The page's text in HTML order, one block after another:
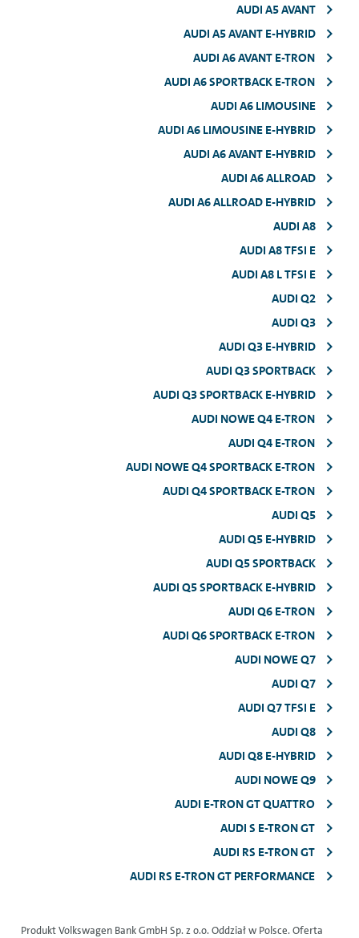
AUDI A5 AVANT
AUDI A5 AVANT E-HYBRID
AUDI A6 AVANT E-TRON
AUDI A6 SPORTBACK E-TRON
AUDI A6 LIMOUSINE
AUDI A6 LIMOUSINE E-HYBRID
AUDI A6 AVANT E-HYBRID
AUDI A6 ALLROAD
AUDI A6 ALLROAD E-HYBRID
AUDI A8
AUDI A8 TFSI E
AUDI A8 L TFSI E
AUDI Q2
AUDI Q3
AUDI Q3 E-HYBRID
AUDI Q3 SPORTBACK
AUDI Q3 SPORTBACK E-HYBRID
AUDI NOWE Q4 E-TRON
AUDI Q4 E-TRON
AUDI NOWE Q4 SPORTBACK E-TRON
AUDI Q4 SPORTBACK E-TRON
AUDI Q5
AUDI Q5 E-HYBRID
AUDI Q5 SPORTBACK
AUDI Q5 SPORTBACK E-HYBRID
AUDI Q6 E-TRON
AUDI Q6 SPORTBACK E-TRON
AUDI NOWE Q7
AUDI Q7
AUDI Q7 TFSI E
AUDI Q8
AUDI Q8 E-HYBRID
AUDI NOWE Q9
AUDI E-TRON GT QUATTRO
AUDI S E-TRON GT
AUDI RS E-TRON GT
AUDI RS E-TRON GT PERFORMANCE
Produkt Volkswagen Bank GmbH Sp. z o.o. Oddział w Polsce. Oferta